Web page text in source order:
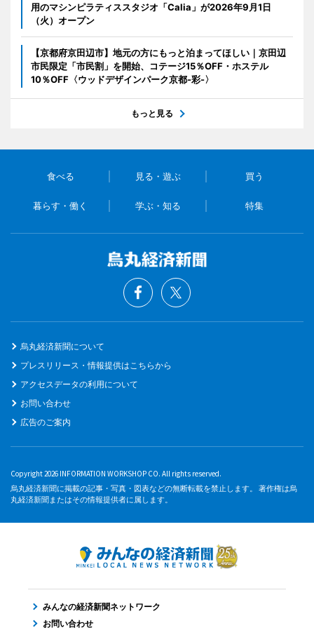
用のマシンピラティススタジオ「Calia」が2026年9月1日
（火）オープン
【京都府京田辺市】地元の方にもっと泊まってほしい｜京田辺
市民限定「市民割」を開始、コテージ15％OFF・ホステル
10％OFF〈ウッドデザインパーク京都-彩-〉
もっと見る
食べる 見る・遊ぶ 買う
暮らす・働く 学ぶ・知る 特集
烏丸経済新聞について
プレスリリース・情報提供はこちらから
アクセスデータの利用について
お問い合わせ
広告のご案内
Copyright 2026 INFORMATION WORKSHOP CO. All rights reserved.
烏丸経済新聞に掲載の記事・写真・図表などの無断転載を禁止します。 著作権は烏
丸経済新聞またはその情報提供者に属します。
みんなの経済新聞ネットワーク
お問い合わせ